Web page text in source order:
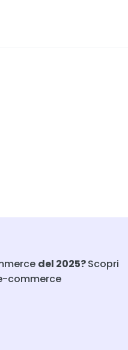
del 2025?Scopri
commerce